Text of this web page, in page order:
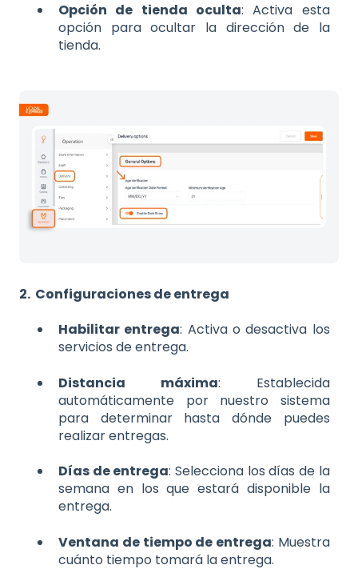
Opción de tienda oculta: Activa esta
opción para ocultar la dirección de la
tienda.
2. Configuraciones de entrega
Habilitar entrega: Activa o desactiva los
servicios de entrega.
Distancia máxima: Establecida
automáticamente por nuestro sistema
para determinar hasta dónde puedes
realizar entregas.
Días de entrega: Selecciona los días de la
semana en los que estará disponible la
entrega.
Ventana de tiempo de entrega: Muestra
cuánto tiempo tomará la entrega.